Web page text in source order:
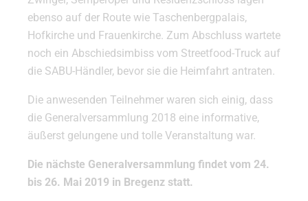
ebenso auf der Route wie Taschenbergpalais,
Hofkirche und Frauenkirche. Zum Abschluss wartete
noch ein Abschiedsimbiss vom Streetfood-Truck auf
die SABU-Händler, bevor sie die Heimfahrt antraten.
Die anwesenden Teilnehmer waren sich einig, dass
die Generalversammlung 2018 eine informative,
äußerst gelungene und tolle Veranstaltung war.
Die nächste Generalversammlung findet vom 24.
bis 26. Mai 2019 in Bregenz statt.